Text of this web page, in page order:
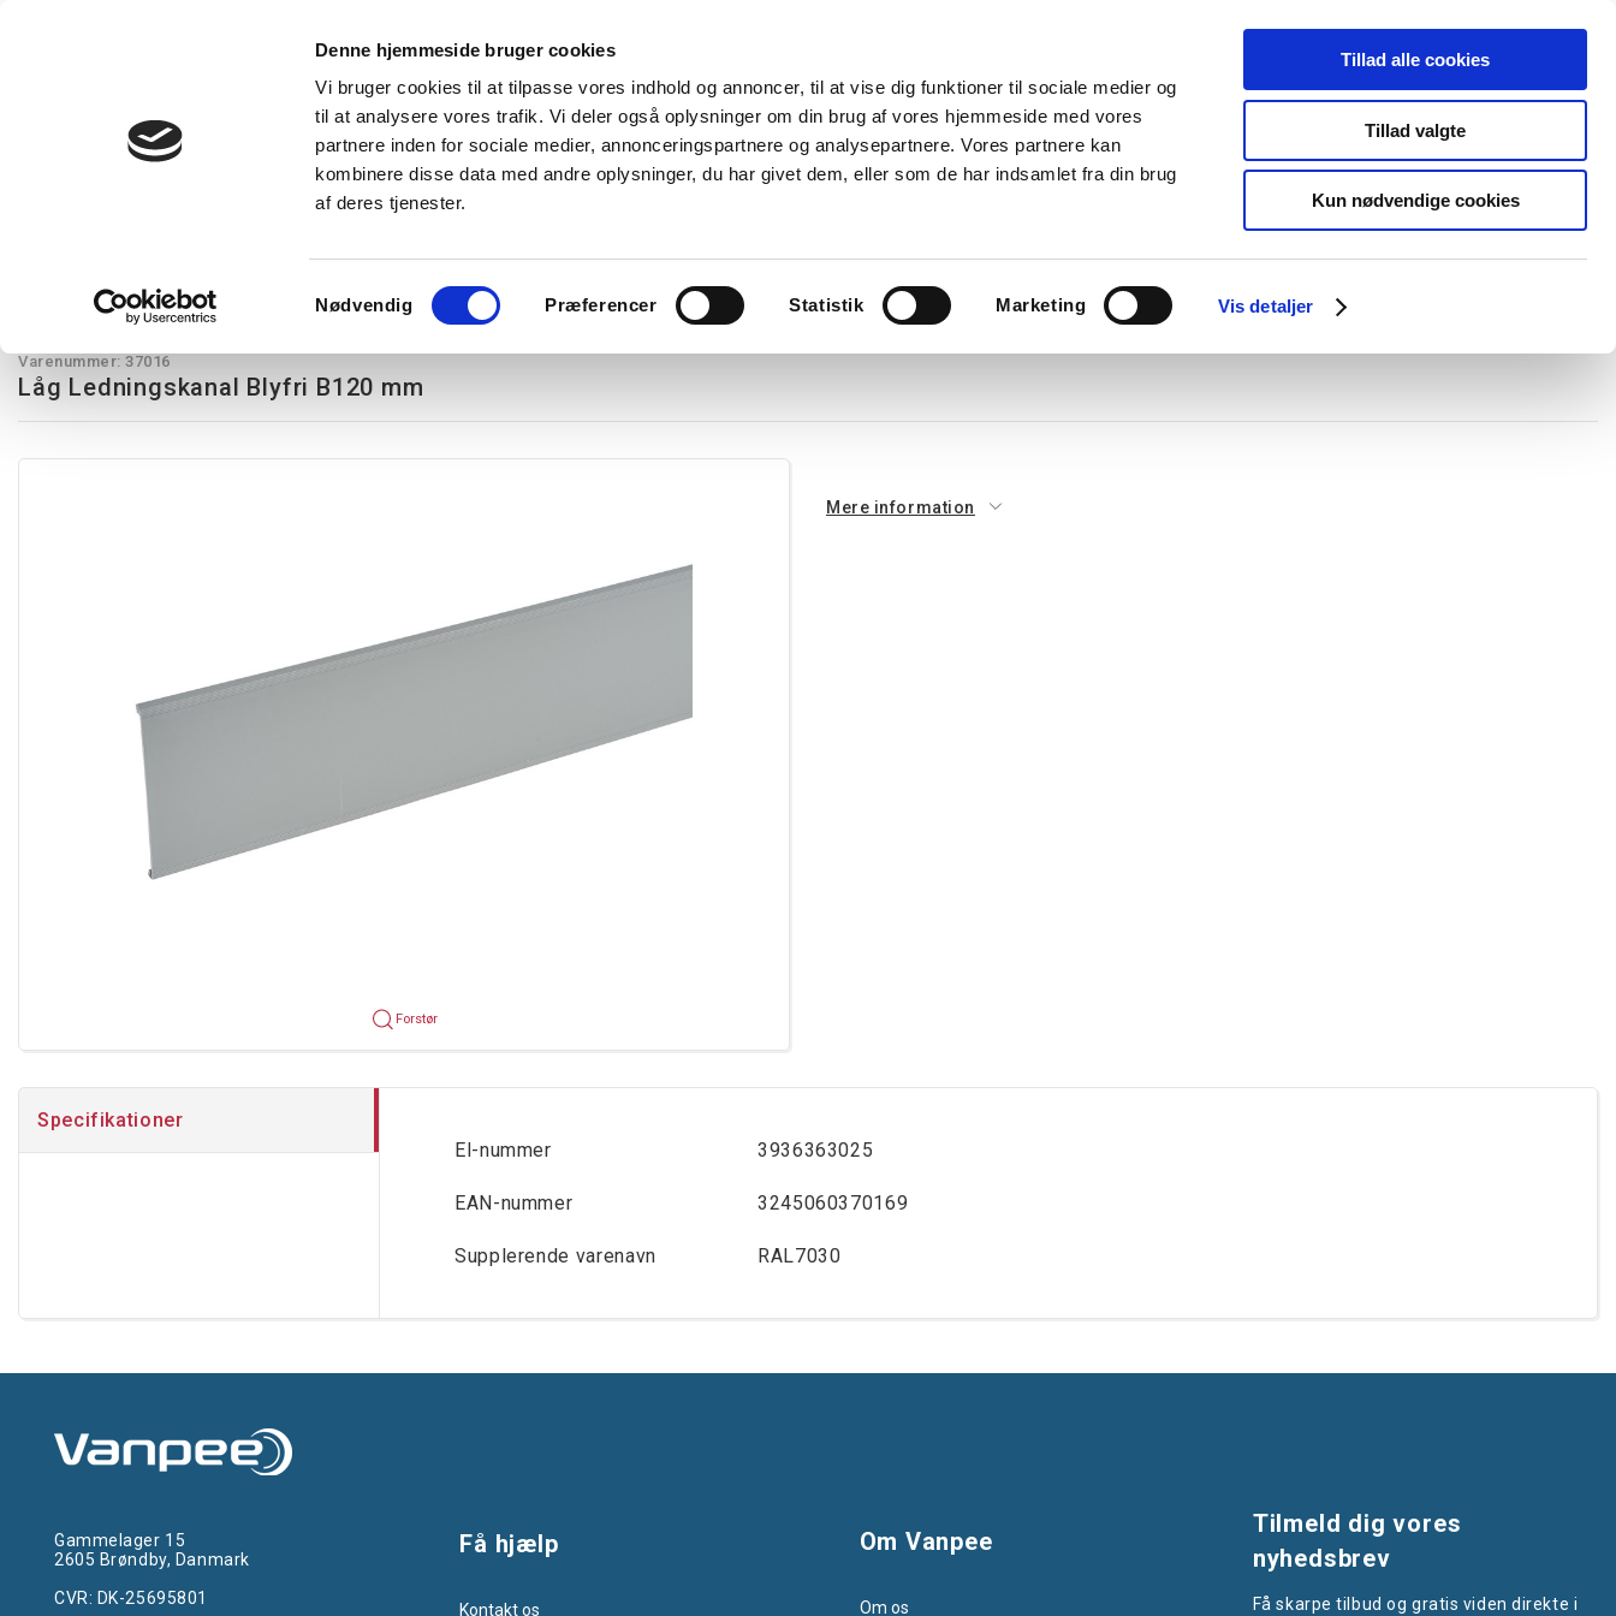
Denne hjemmeside bruger cookies
Vi bruger cookies til at tilpasse vores indhold og annoncer, til at vise dig funktioner til sociale medier og
til at analysere vores trafik. Vi deler også oplysninger om din brug af vores hjemmeside med vores
partnere inden for sociale medier, annonceringspartnere og analysepartnere. Vores partnere kan
kombinere disse data med andre oplysninger, du har givet dem, eller som de har indsamlet fra din brug
af deres tjenester.
Nødvendig Præferencer Statistik Marketing Vis detaljer
Tillad alle cookies
Tillad valgte
Kun nødvendige cookies
+45 44 85 90 00
Ny kunde
Produkter Express levering Vidensbank Kurser Referencer Kontakt os
Ledningskanaler Opmærkning Forgreningsmateriel
Varenummer:37016
Låg Ledningskanal Blyfri B120 mm
Forstør
Mere information
Specifikationer
El-nummer
3936363025
EAN-nummer 3245060370169
Supplerende varenavn RAL7030
Gammelager 15
2605 Brøndby, Danmark
CVR: DK-25695801
Få hjælp
Kontakt os
Om Vanpee
Om os
Tilmeld dig vores
nyhedsbrev
Få skarpe tilbud og gratis viden direkte i